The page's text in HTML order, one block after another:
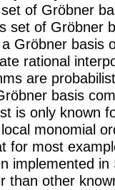
of Gröbner
set of Gröbner
Gröbner basis
rational
are
basis
is only known
monomial
for most
implemented in
than other